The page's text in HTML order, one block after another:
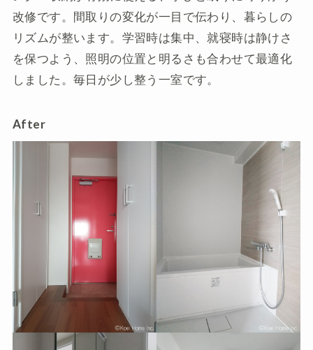
改修です。間取りの変化が一目で伝わり、暮らしの
リズムが整います。学習時は集中、就寝時は静けさ
を保つよう、照明の位置と明るさも合わせて最適化
しました。毎日が少し整う一室です。
After